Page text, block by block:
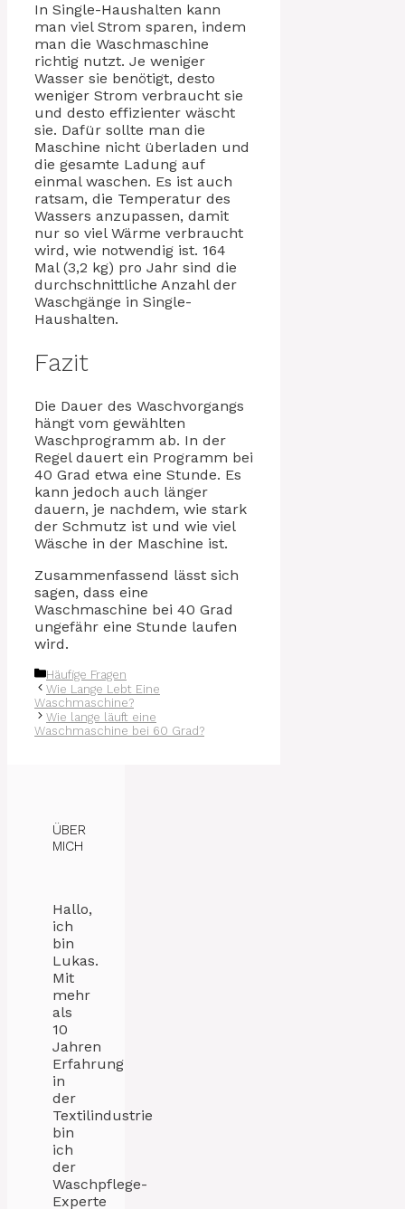
In Single-Haushalten kann
man viel Strom sparen, indem
man die Waschmaschine
richtig nutzt. Je weniger
Wasser sie benötigt, desto
weniger Strom verbraucht sie
und desto effizienter wäscht
sie. Dafür sollte man die
Maschine nicht überladen und
die gesamte Ladung auf
einmal waschen. Es ist auch
ratsam, die Temperatur des
Wassers anzupassen, damit
nur so viel Wärme verbraucht
wird, wie notwendig ist. 164
Mal (3,2 kg) pro Jahr sind die
durchschnittliche Anzahl der
Waschgänge in Single-
Haushalten.
Fazit
Die Dauer des Waschvorgangs
hängt vom gewählten
Waschprogramm ab. In der
Regel dauert ein Programm bei
40 Grad etwa eine Stunde. Es
kann jedoch auch länger
dauern, je nachdem, wie stark
der Schmutz ist und wie viel
Wäsche in der Maschine ist.
Zusammenfassend lässt sich
sagen, dass eine
Waschmaschine bei 40 Grad
ungefähr eine Stunde laufen
wird.
Kategorien
Häufige Fragen
Wie Lange Lebt Eine
Waschmaschine?
Wie lange läuft eine
Waschmaschine bei 60 Grad?
ÜBER
MICH
Hallo,
ich
bin
Lukas.
Mit
mehr
als
10
Jahren
Erfahrung
in
der
Textilindustrie
bin
ich
der
Waschpflege-
Experte